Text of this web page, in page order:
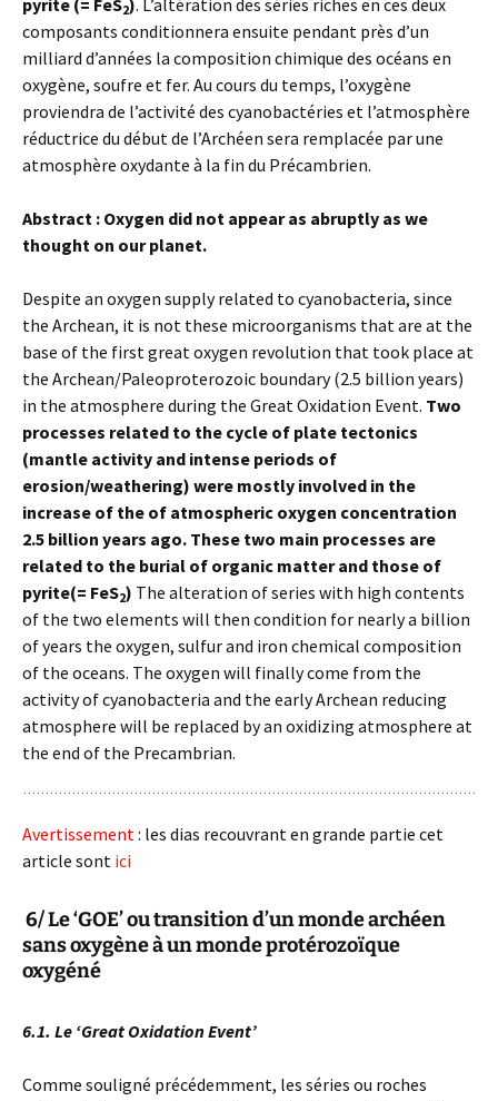
pyrite (= FeS2). L’altération des séries riches en ces deux
composants conditionnera ensuite pendant près d’un
milliard d’années la composition chimique des océans en
oxygène, soufre et fer. Au cours du temps, l’oxygène
proviendra de l’activité des cyanobactéries et l’atmosphère
réductrice du début de l’Archéen sera remplacée par une
atmosphère oxydante à la fin du Précambrien.
Abstract : Oxygen did not appear as abruptly as we
thought on our planet.
Despite an oxygen supply related to cyanobacteria, since
the Archean, it is not these microorganisms that are at the
base of the first great oxygen revolution that took place at
the Archean/Paleoproterozoic boundary (2.5 billion years)
in the atmosphere during the Great Oxidation Event. Two
processes related to the cycle of plate tectonics
(mantle activity and intense periods of
erosion/weathering) were mostly involved in the
increase of the of atmospheric oxygen concentration
2.5 billion years ago. These two main processes are
related to the burial of organic matter and those of
pyrite(= FeS2) The alteration of series with high contents
of the two elements will then condition for nearly a billion
of years the oxygen, sulfur and iron chemical composition
of the oceans. The oxygen will finally come from the
activity of cyanobacteria and the early Archean reducing
atmosphere will be replaced by an oxidizing atmosphere at
the end of the Precambrian.
Avertissement: les dias recouvrant en grande partie cet
article sont ici
6/ Le ‘GOE’ ou transition d’un monde archéen
sans oxygène à un monde protérozoïque
oxygéné
6.1. Le ‘Great Oxidation Event’
Comme souligné précédemment, les séries ou roches